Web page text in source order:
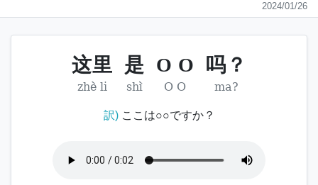
2024/01/26
这里 是 O O 吗？
zhè li shì O O ma?
訳)ここは○○ですか？